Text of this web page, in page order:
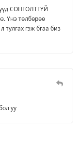
СОНГОЛТГҮЙ
Үнэ төлбөрөө
тулгах гэж бгаа биз
уу